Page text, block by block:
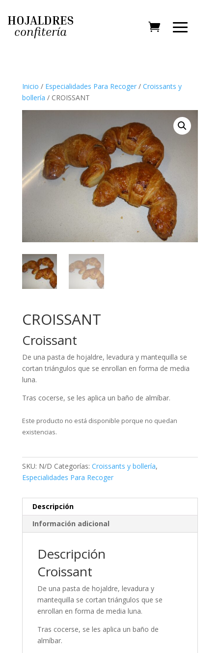
HOJALDRES
confitería
Inicio / Especialidades Para Recoger/ Croissants y
bollería / CROISSANT
CROISSANT
Croissant
De una pasta de hojaldre, levadura y mantequilla se
cortan triángulos que se enrollan en forma de media
luna.
Tras cocerse, se les aplica un baño de almíbar.
Este producto no está disponible porque no quedan
existencias.
SKU: N/D Categorías: Croissants y bollería,
Especialidades Para Recoger
Descripción
Información adicional
Descripción
Croissant
De una pasta de hojaldre, levadura y
mantequilla se cortan triángulos que se
enrollan en forma de media luna.
Tras cocerse, se les aplica un baño de
almíbar.